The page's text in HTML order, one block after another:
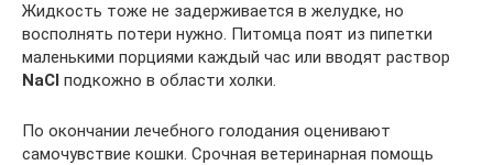
Жидкость тоже не задерживается в желудке, но
восполнять потери нужно. Питомца поят из пипетки
маленькими порциями каждый час или вводят раствор
NaCl подкожно в области холки.
По окончании лечебного голодания оценивают
самочувствие кошки. Срочная ветеринарная помощь